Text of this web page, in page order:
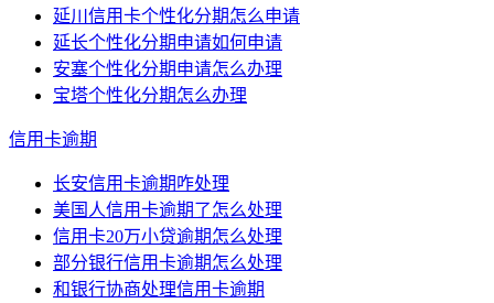
延川信用卡个性化分期怎么申请
延长个性化分期申请如何申请
安塞个性化分期申请怎么办理
宝塔个性化分期怎么办理
信用卡逾期
长安信用卡逾期咋处理
美国人信用卡逾期了怎么处理
信用卡20万小贷逾期怎么处理
部分银行信用卡逾期怎么处理
和银行协商处理信用卡逾期